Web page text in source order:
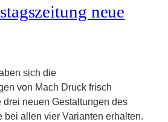
neue
sich die
von Mach Druck frisch
drei neuen Gestaltungen des
bei allen vier Varianten erhalten.